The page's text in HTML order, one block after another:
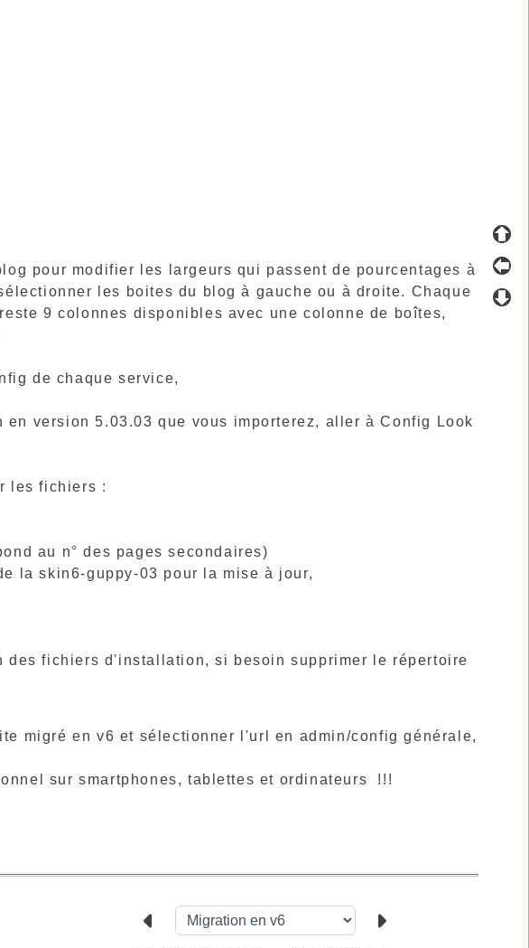
pour modifier les largeurs qui passent de pourcentages à
les boites du blog à gauche ou à droite. Chaque
9 colonnes disponibles avec une colonne de boîtes,
de chaque service,
version 5.03.03 que vous importerez, aller à Config Look
les fichiers :
au n° des pages secondaires)
la skin6-guppy-03 pour la mise à jour,
fichiers d'installation, si besoin supprimer le répertoire
migré en v6 et sélectionner l'url en admin/config générale,
sur smartphones, tablettes et ordinateurs !!!